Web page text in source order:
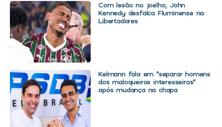
Com lesão no joelho, John
Kennedy desfalca Fluminense na
Libertadores
Kelmann fala em “separar homens
dos maloqueiros interesseiros”
após mudança na chapa